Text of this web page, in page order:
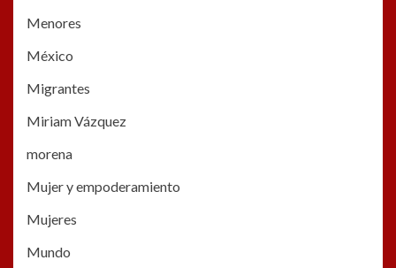
Menores
México
Migrantes
Miriam Vázquez
morena
Mujer y empoderamiento
Mujeres
Mundo